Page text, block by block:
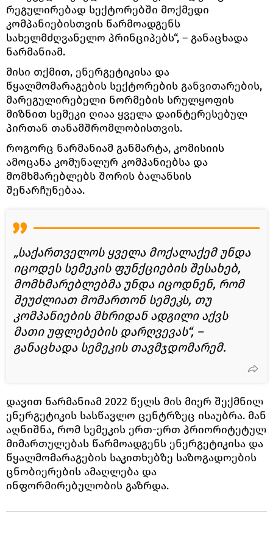
რეგულირებად სექტორებში მოქმედი
კომპანიებისთვის წარმოადგენს
სახელმძღვანელო პრინციპებს“, – განაცხადა
ნარმანიამ.
მისი თქმით, ენერგეტიკისა და
წყალმომარაგების სექტორების განვითარების,
მარეგულირებელი ნორმების სრულყოფის
მიზნით სემეკი ღიაა ყველა დაინტერესებულ
პირთან თანამშრომლობისთვის.
როგორც ნარმანიამ განმარტა, კომისიის
ამოცანა კომუნალურ კომპანიებსა და
მომხმარებლებს შორის ბალანსის
შენარჩუნებაა.
„საქართველოს ყველა მოქალაქემ უნდა
იცოდეს სემეკის ფუნქციების შესახებ,
მომხმარებლებმა უნდა იცოდნენ, რომ
შეუძლიათ მომართონ სემეკს, თუ
კომპანიების მხრიდან ადგილი აქვს
მათი უფლებების დარღვევას“, –
განაცხადა სემეკის თავმჯდომარემ.
დავით ნარმანიამ 2022 წელს მის მიერ შექმნილ
ენერგეტიკის სასწავლო ცენტრზეც ისაუბრა. მან
აღნიშნა, რომ სემეკის ერთ-ერთ პრიორიტეტულ
მიმართულებას წარმოადგენს ენერგეტიკისა და
წყალმომარაგების საკითხებზე საზოგადოების
ცნობიერების ამაღლება და
ინფორმირებულობის გაზრდა.